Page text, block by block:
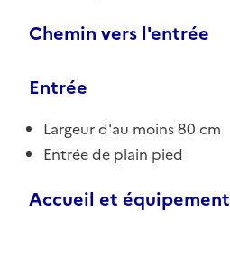
Chemin vers l'entrée
Entrée
Largeur d'au moins 80 cm
Entrée de plain pied
Accueil et équipement